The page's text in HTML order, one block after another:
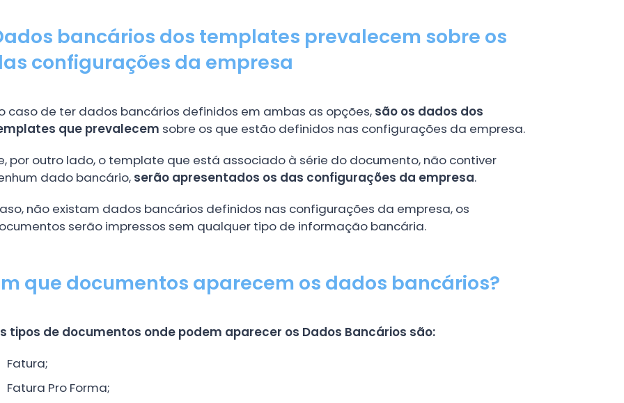
bancários dos templates prevalecem sobre os
configurações da empresa
caso de ter dados bancários definidos em ambas as opções, são os dados dos
que prevalecem sobre os que estão definidos nas configurações da empresa.
por outro lado, o template que está associado à série do documento, não contiver
dado bancário, serão apresentados os das configurações da empresa.
não existam dados bancários definidos nas configurações da empresa, os
serão impressos sem qualquer tipo de informação bancária.
que documentos aparecem os dados bancários?
tipos de documentos onde podem aparecer os Dados Bancários são:
Fatura;
Fatura Pro Forma;